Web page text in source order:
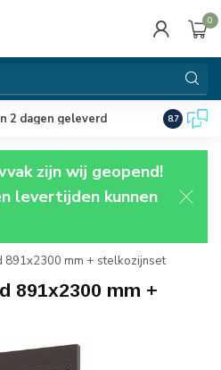
0
2 dagen geleverd 8.7
zijn wij geopend!
levertijden kunnen
891x2300 mm + stelkozijnset
891x2300 mm +